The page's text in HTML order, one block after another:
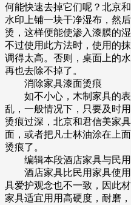
何能快速去掉它们呢？北京
水印上铺一块干净湿布，然
烫，这样便能使渗入漆膜的
不过使用此方法时，使用的
调得太高。否则，桌面上的
再也去除不掉了。
消除家具漆面烫痕
如不小心，木制家具的表
乱，一般情况下，只要及时
烫痕过深，北京和君信美家
面，或者把凡士林油涂在上
烫痕了。
编辑本段酒店家具与民用
酒店家具比民用家具使用
具爱护观念也不一致，因此
家具适宜用用高硬度，耐磨